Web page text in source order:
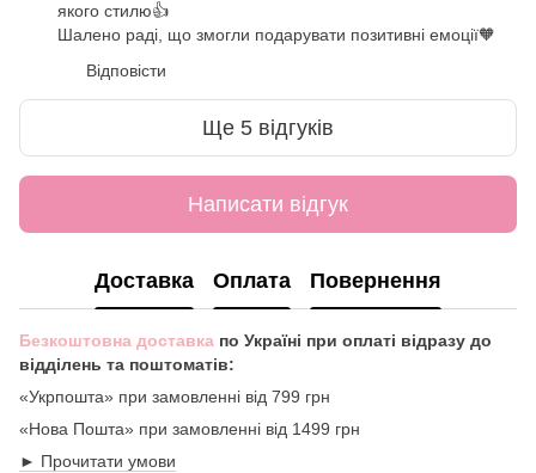
якого стилю👍
Шалено раді, що змогли подарувати позитивні емоції🧡
Відповісти
Ще 5 відгуків
Написати відгук
Доставка Оплата Повернення
Безкоштовна доставка по Україні при оплаті відразу до
відділень та поштоматів:
«Укрпошта» при замовленні від 799 грн
«Нова Пошта» при замовленні від 1499 грн
► Прочитати умови